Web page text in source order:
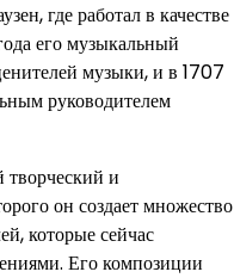
где работал в качестве
его музыкальный
музыки, и в 1707
руководителем
творческий и
он создает множество
которые сейчас
Его композиции